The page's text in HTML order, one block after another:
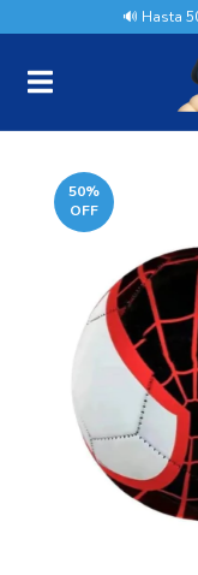
🔊 Hasta
50%
OFF